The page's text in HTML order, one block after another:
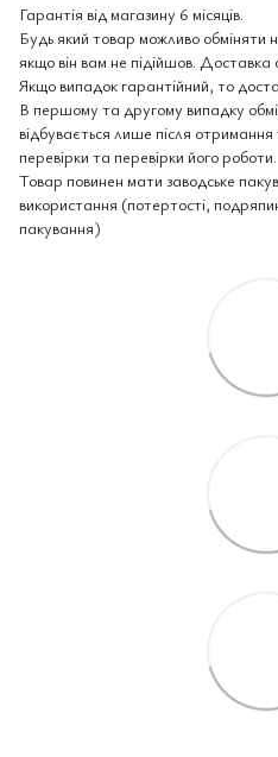
Гарантія від магазину 6 місяців.
Будь який товар можливо обміняти
якщо він вам не підійшов. Доставка
Якщо випадок гарантійний, то
В першому та другому випадку
відбувається лише після отримання
перевірки та перевірки його роботи.
Товар повинен мати заводське
використання (потертості,
пакування)